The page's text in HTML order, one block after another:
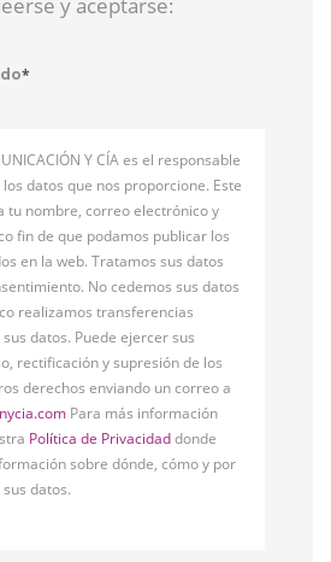
*
Y CÍA es el responsable
datos que nos proporcione. Este
tu nombre, correo electrónico y
fin de que podamos publicar los
en la web. Tratamos sus datos
No cedemos sus datos
realizamos transferencias
datos. Puede ejercer sus
rectificación y supresión de los
derechos enviando un correo a
Para más información
Política de Privacidaddonde
sobre dónde, cómo y por
datos.